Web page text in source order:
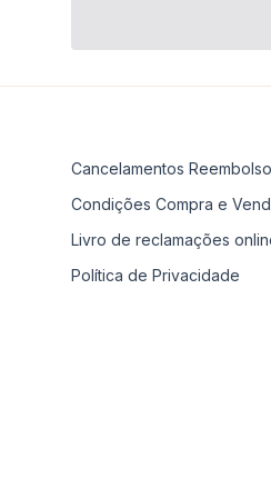
Cancelamentos
Condições Compra e
Livro de reclamações
Política de Privacidade